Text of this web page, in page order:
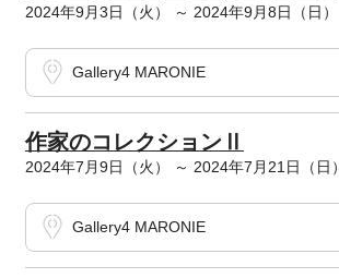
2024年9月3日（火） ～ 2024年9月8日（日）
Gallery4 MARONIE
作家のコレクションⅡ
2024年7月9日（火） ～ 2024年7月21日（日）
Gallery4 MARONIE